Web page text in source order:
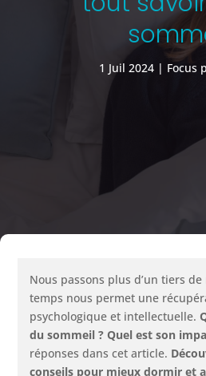
1 Juil 2024 Focus
Nous passons plus d’un tiers
temps nous permet une
psychologique et intellectuelle.
du sommeil ? Quel est son
réponses dans cet article.
conseils pour mieux dormir et